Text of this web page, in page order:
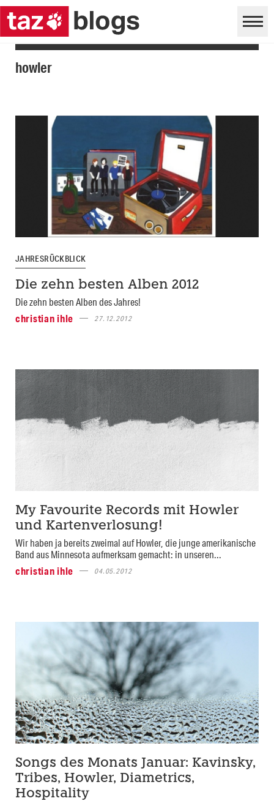
howler
JAHRESRÜCKBLICK
Die zehn besten Alben 2012
Die zehn besten Alben des Jahres!
christian ihle
27.12.2012
My Favourite Records mit Howler
und Kartenverlosung!
Wir haben ja bereits zweimal auf Howler, die junge amerikanische
Band aus Minnesota aufmerksam gemacht: in unseren...
christian ihle
04.05.2012
Songs des Monats Januar: Kavinsky,
Tribes, Howler, Diametrics,
Hospitality